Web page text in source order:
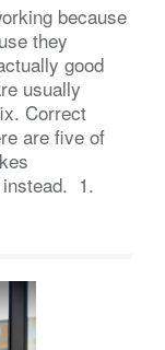
because
they
good
usually
Correct
are five of
instead. 1.